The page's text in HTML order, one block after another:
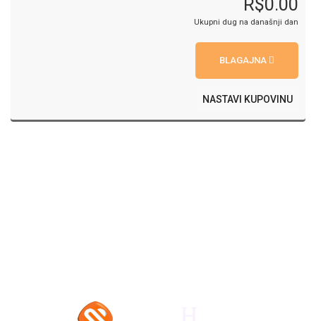
Ukupni dug na današnji dan
BLAGAJNA
NASTAVI KUPOVINU